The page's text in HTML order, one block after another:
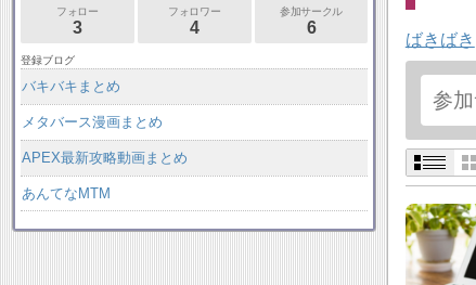
ばきばき
フォロー
3
フォロワー
4
参加サークル
6
登録ブログ
バキバキまとめ
メタバース漫画まとめ
APEX最新攻略動画まとめ
あんてなMTM